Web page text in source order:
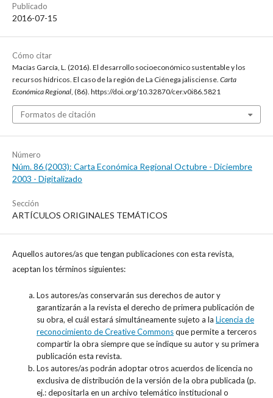
Publicado
2016-07-15
Cómo citar
Macías García, L. (2016). El desarrollo socioeconómico sustentable y los
recursos hídricos. El caso de la región de La Ciénega jalisciense. Carta
Económica Regional , (86). https://doi.org/10.32870/cer.v0i86.5821
Formatos de citación
Número
Núm. 86 (2003): Carta Económica Regional Octubre - Diciembre
2003 - Digitalizado
Sección
ARTÍCULOS ORIGINALES TEMÁTICOS
Aquellos autores/as que tengan publicaciones con esta revista,
aceptan los términos siguientes:
Los autores/as conservarán sus derechos de autor y
garantizarán a la revista el derecho de primera publicación de
su obra, el cuál estará simultáneamente sujeto a la Licencia de
reconocimiento de Creative Commonsque permite a terceros
compartir la obra siempre que se indique su autor y su primera
publicación esta revista.
Los autores/as podrán adoptar otros acuerdos de licencia no
exclusiva de distribución de la versión de la obra publicada (p.
ej.: depositarla en un archivo telemático institucional o